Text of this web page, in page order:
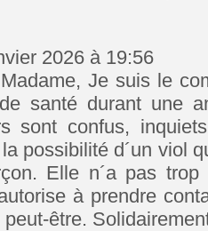
2026 à 19:56
Je suis le
santé durant une
sont confus,
possibilité d´un viol
Elle n´a pas
à prendre
être.